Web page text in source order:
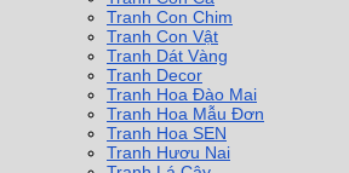
Tranh Con Chim
Tranh Con Vật
Tranh Dát Vàng
Tranh Decor
Tranh Hoa Đào Mai
Tranh Hoa Mẫu Đơn
Tranh Hoa SEN
Tranh Hươu Nai